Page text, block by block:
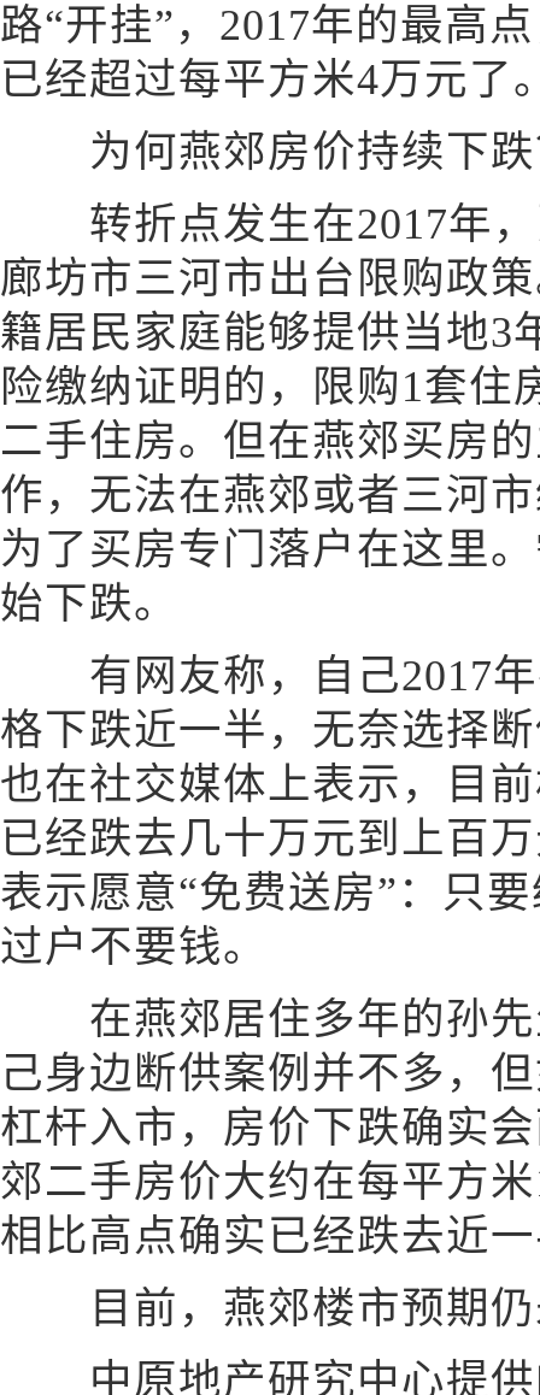
路“开挂”，2017年的最高
已经超过每平方米4万元了
为何燕郊房价持续下跌
转折点发生在2017年，
廊坊市三河市出台限购政
籍居民家庭能够提供当地3
险缴纳证明的，限购1套住
二手住房。但在燕郊买房
作，无法在燕郊或者三河
为了买房专门落户在这里
始下跌。
有网友称，自己2017年
格下跌近一半，无奈选择
也在社交媒体上表示，目
已经跌去几十万元到上百
表示愿意“免费送房”：只
过户不要钱。
在燕郊居住多年的孙先
己身边断供案例并不多，
杠杆入市，房价下跌确实
郊二手房价大约在每平方
相比高点确实已经跌去近
目前，燕郊楼市预期仍
中原地产研究中心提供